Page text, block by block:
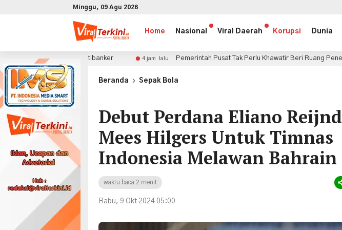
Minggu, 09 Agu 2026
Home Nasional Viral Daerah Korupsi Dunia
Citibanker 4 jam lalu Pemerintah Pusat Tak Perlu Khawatir Beri Ruang Penerbitan Obligasi
Beranda Sepak Bola
Debut Perdana Eliano
Mees Hilgers Untuk Timnas
Indonesia Melawan Bahrain
waktu baca 2 menit
Rabu, 9 Okt 2024 05:00